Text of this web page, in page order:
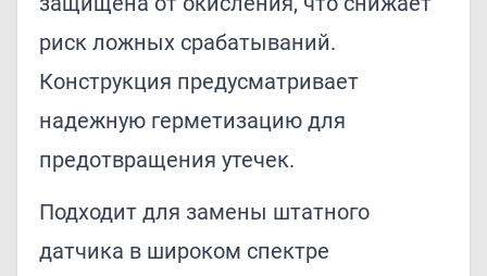
риск ложных срабатываний.
Конструкция предусматривает
надежную герметизацию для
предотвращения утечек.
Подходит для замены штатного
датчика в широком спектре